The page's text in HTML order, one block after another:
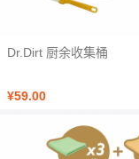
Dr.Dirt 厨余收集桶
¥59.00